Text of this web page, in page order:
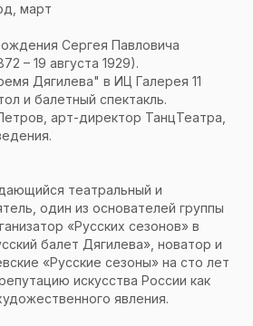
март
Сергея Павловича
– 19 августа 1929).
Дягилева" в ИЦ Галерея 11
и балетный спектакль.
арт-директор ТанцТеатра,
театральный и
один из основателей группы
«Русских сезонов» в
балет Дягилева», новатор и
«Русские сезоны» на сто лет
искусства России как
явления.